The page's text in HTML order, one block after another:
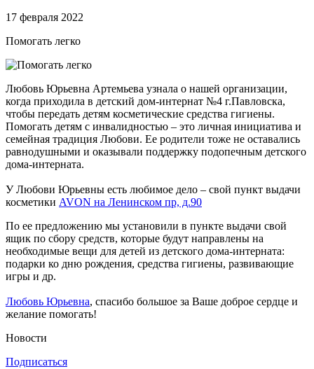
17 февраля 2022
Помогать легко
Любовь Юрьевна Артемьева узнала о нашей организации,
когда приходила в детский дом-интернат №4 г.Павловска,
чтобы передать детям косметические средства гигиены.
Помогать детям с инвалидностью – это личная инициатива и
семейная традиция Любови. Ее родители тоже не оставались
равнодушными и оказывали поддержку подопечным детского
дома-интерната.
У Любови Юрьевны есть любимое дело – свой пункт выдачи
косметики AVON на Ленинском пр, д.90
По ее предложению мы установили в пункте выдачи свой
ящик по сбору средств, которые будут направлены на
необходимые вещи для детей из детского дома-интерната:
подарки ко дню рождения, средства гигиены, развивающие
игры и др.
Любовь Юрьевна, спасибо большое за Ваше доброе сердце и
желание помогать!
Новости
Подписаться